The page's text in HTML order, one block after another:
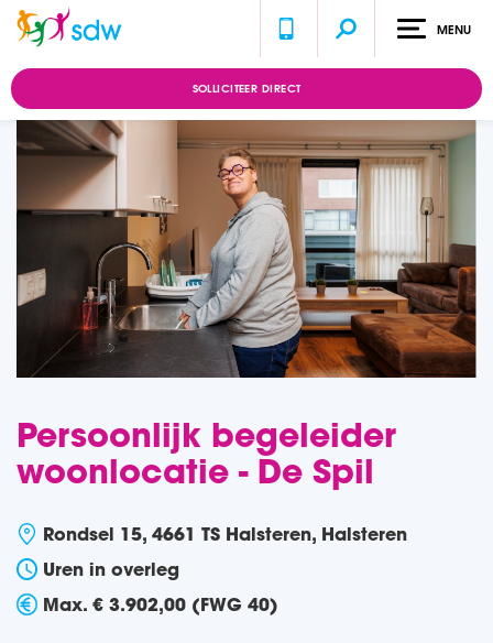
MENU
Home
SOLLICITEER DIRECT
Persoonlijk begeleider
woonlocatie - De Spil
Rondsel 15, 4661 TS Halsteren, Halsteren
Uren in overleg
Max. € 3.902,00 (FWG 40)